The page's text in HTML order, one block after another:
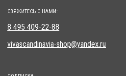
СВЯЖИТЕСЬ С НАМИ:
8 495 409-22-88
vivascandinavia-shop@yandex.ru